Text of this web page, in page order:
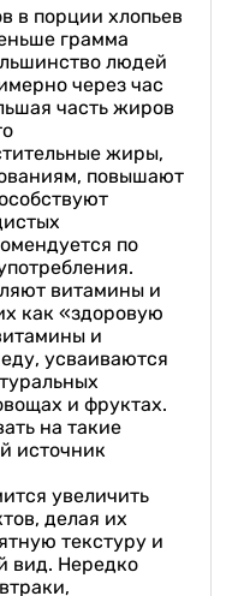
в порции хлопьев
грамма
людей
через час
часть жиров
жиры,
повышают
по
витамины и
как «здоровую
и
усваиваются
и фруктах.
на такие
источник
увеличить
делая их
текстуру и
вид. Нередко